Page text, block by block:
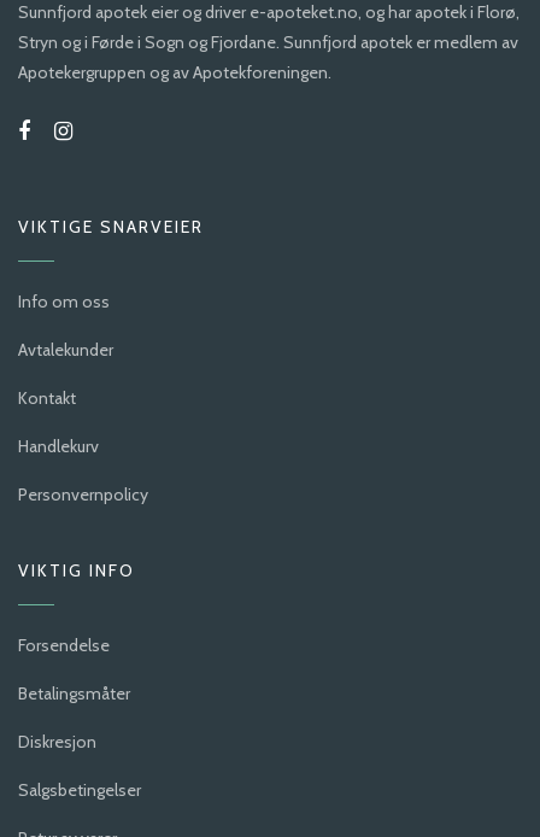
Sunnfjord apotek eier og driver e-apoteket.no, og har apotek i Florø,
Stryn og i Førde i Sogn og Fjordane. Sunnfjord apotek er medlem av
Apotekergruppen og av Apotekforeningen.
VIKTIGE SNARVEIER
Info om oss
Avtalekunder
Kontakt
Handlekurv
Personvernpolicy
VIKTIG INFO
Forsendelse
Betalingsmåter
Diskresjon
Salgsbetingelser